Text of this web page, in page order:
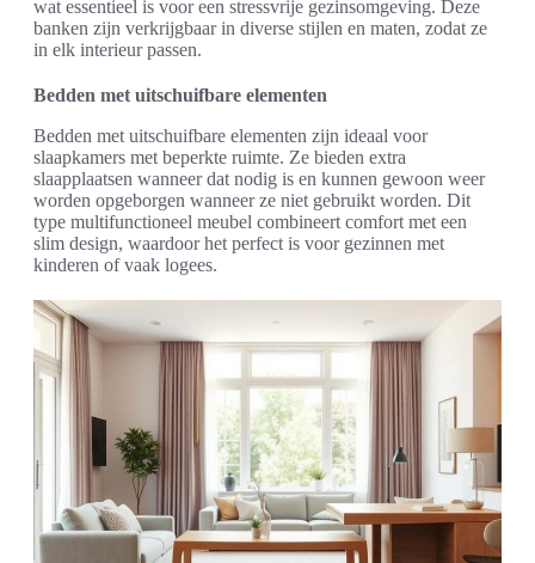
wat essentieel is voor een stressvrije gezinsomgeving. Deze
banken zijn verkrijgbaar in diverse stijlen en maten, zodat ze
in elk interieur passen.
Bedden met uitschuifbare elementen
Bedden met uitschuifbare elementen zijn ideaal voor
slaapkamers met beperkte ruimte. Ze bieden extra
slaapplaatsen wanneer dat nodig is en kunnen gewoon weer
worden opgeborgen wanneer ze niet gebruikt worden. Dit
type multifunctioneel meubel combineert comfort met een
slim design, waardoor het perfect is voor gezinnen met
kinderen of vaak logees.